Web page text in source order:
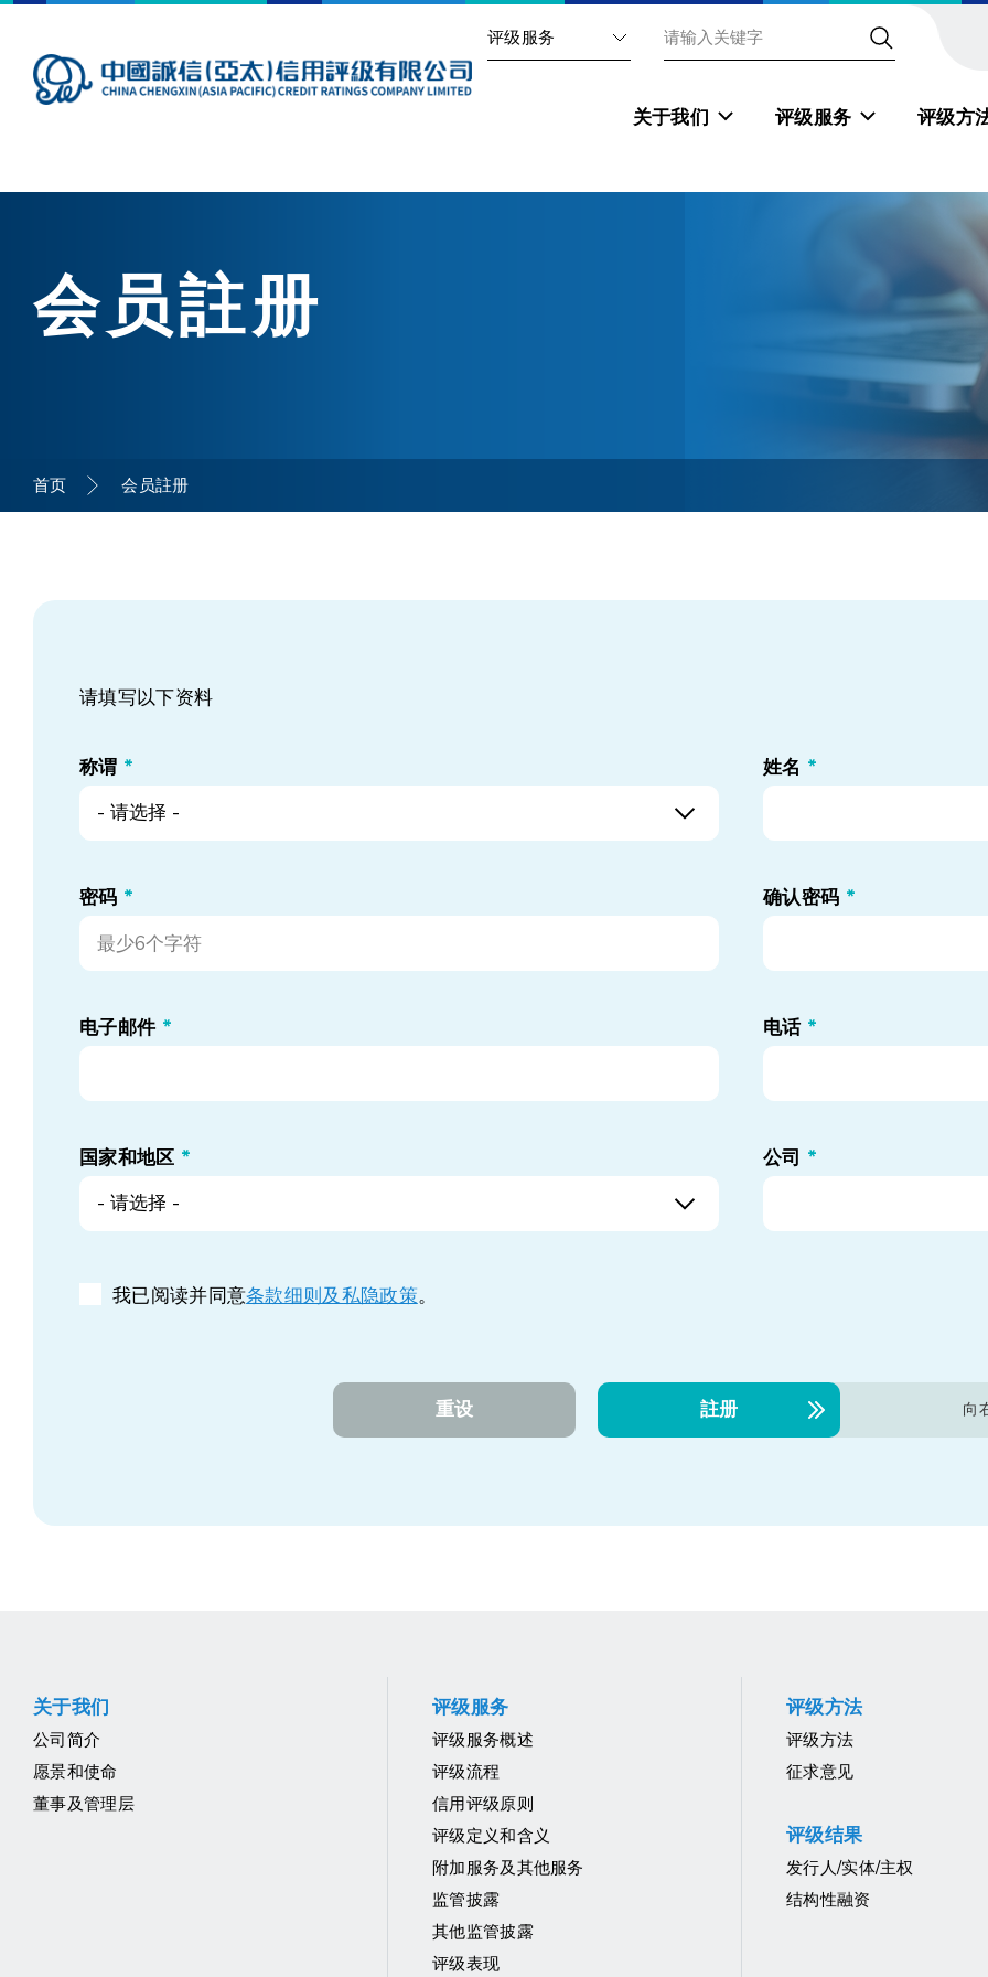
评级服务
关于我们 评级服务 评级方
会员註册
首页 会员註册
请填写以下资料
称谓 *
- 请选择 -
姓名 *
密码 * 确认密码 *
电子邮件 * 电话 *
国家和地区 *
- 请选择 -
公司 *
我已阅读并同意条款细则及私隐政策。
重设 向
註册
关于我们
公司简介
愿景和使命
董事及管理层
评级服务
评级服务概述
评级流程
信用评级原则
评级定义和含义
附加服务及其他服务
监管披露
其他监管披露
评级表现
评级方法
评级方法
征求意见
评级结果
发行人/实体/主权
结构性融资